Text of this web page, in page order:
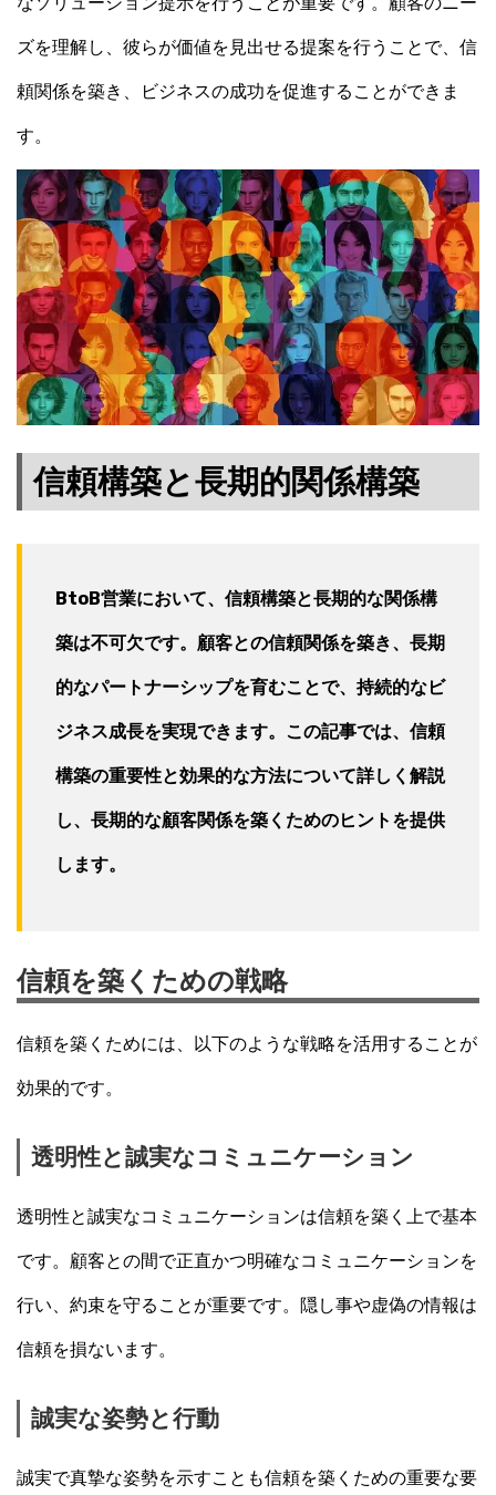
ズを理解し、彼らが価値を見出せる提案を行うことで、信
頼関係を築き、ビジネスの成功を促進することができま
す。
信頼構築と長期的関係構築
BtoB営業において、信頼構築と長期的な関係構
築は不可欠です。顧客との信頼関係を築き、長期
的なパートナーシップを育むことで、持続的なビ
ジネス成長を実現できます。この記事では、信頼
構築の重要性と効果的な方法について詳しく解説
し、長期的な顧客関係を築くためのヒントを提供
します。
信頼を築くための戦略
信頼を築くためには、以下のような戦略を活用することが
効果的です。
透明性と誠実なコミュニケーション
透明性と誠実なコミュニケーションは信頼を築く上で基本
です。顧客との間で正直かつ明確なコミュニケーションを
行い、約束を守ることが重要です。隠し事や虚偽の情報は
信頼を損ないます。
誠実な姿勢と行動
誠実で真摯な姿勢を示すことも信頼を築くための重要な要